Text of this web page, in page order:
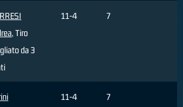
, Tiro
da 3
11-4 7
11-4 7